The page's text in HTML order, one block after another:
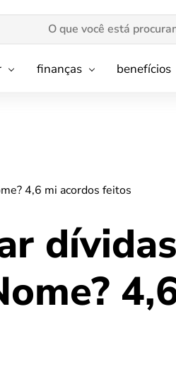
finanças benefícios
4,6 mi acordos feitos